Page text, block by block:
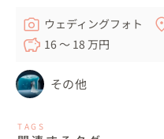
ウェディングフォト
16 〜 18 万円
その他
TAGS